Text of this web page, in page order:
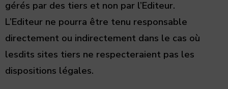
gérés par des tiers et non par l’Editeur.
L’Editeur ne pourra être tenu responsable
directement ou indirectement dans le cas où
lesdits sites tiers ne respecteraient pas les
dispositions légales.